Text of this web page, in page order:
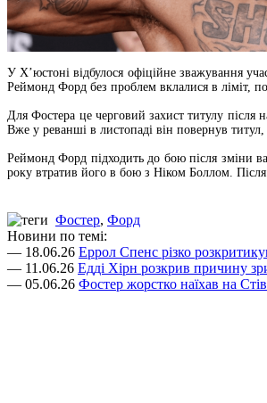
У Х’юстоні відбулося офіційне зважування
Реймонд Форд без проблем вклалися в ліміт,
Для Фостера це черговий захист титулу після
Вже у реванші в листопаді він повернув
Реймонд Форд підходить до бою після зміни
року втратив його в бою з Ніком Боллом.
Фостер, Форд
Новини по темі:
— 18.06.26 Еррол Спенс різко
— 11.06.26 Едді Хірн розкрив причину
— 05.06.26 Фостер жорстко наїхав на